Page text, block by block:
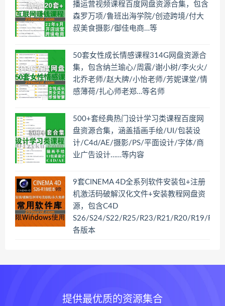
播运营视频课程百度网盘资源合集，包含
森罗万项/鲁班出海学院/创迹跨境/付大
叔美食摄影/御佳电商…等
50套女性成长情感课程314G网盘资源合
集，包含纳兰瑜心/周震/谢小树/李火火/
北乔老师/赵大牌/小怡老师/芳妮课堂/情
感薄荷/扎心师老郑…等名师
500+套经典热门设计学习类课程百度网
盘资源合集，涵盖插画手绘/UI/包装设
计/C4d/AE/摄影/PS/平面设计/字体/商
业广告设计……等内容
9套CINEMA 4D全系列软件安装包+注册
机激活码破解汉化文件+安装教程网盘资
源，包含C4D
S26/S24/S22/R25/R23/R21/R20/R19/R18
各版本
提供最优质的资源集合